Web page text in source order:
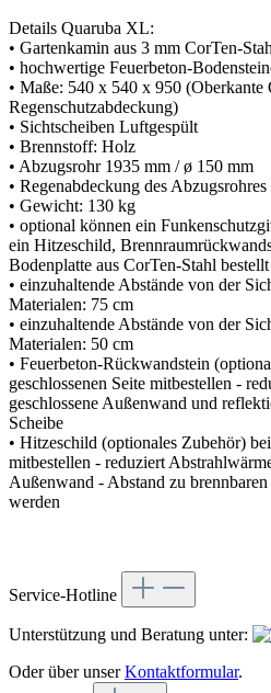
Details Quaruba XL:
• Gartenkamin aus 3 mm CorTen-
• hochwertige Feuerbeton-
• Maße: 540 x 540 x 950
Regenschutzabdeckung)
• Sichtscheiben Luftgespült
• Brennstoff: Holz
• Abzugsrohr 1935 mm / ø 150 mm
• Regenabdeckung des Abzugsrohres
• Gewicht: 130 kg
• optional können ein
ein Hitzeschild,
Bodenplatte aus CorTen-Stahl
• einzuhaltende Abstände von der
Materialen: 75 cm
• einzuhaltende Abstände von der
Materialen: 50 cm
• Feuerbeton-Rückwandstein
geschlossenen Seite mitbestellen -
geschlossene Außenwand und
Scheibe
• Hitzeschild (optionales Zubehör)
mitbestellen - reduziert
Außenwand - Abstand zu
werden
Service-Hotline
Unterstützung und Beratung unter:
Oder über unserKontaktformular.